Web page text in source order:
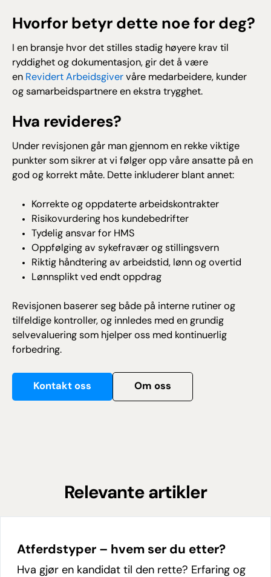
Hvorfor betyr dette noe for deg?
I en bransje hvor det stilles stadig høyere krav til
ryddighet og dokumentasjon, gir det å være
en Revidert Arbeidsgiver våre medarbeidere, kunder
og samarbeidspartnere en ekstra trygghet.
Hva revideres?
Under revisjonen går man gjennom en rekke viktige
punkter som sikrer at vi følger opp våre ansatte på en
god og korrekt måte. Dette inkluderer blant annet:
Korrekte og oppdaterte arbeidskontrakter
Risikovurdering hos kundebedrifter
Tydelig ansvar for HMS
Oppfølging av sykefravær og stillingsvern
Riktig håndtering av arbeidstid, lønn og overtid
Lønnsplikt ved endt oppdrag
Revisjonen baserer seg både på interne rutiner og
tilfeldige kontroller, og innledes med en grundig
selvevaluering som hjelper oss med kontinuerlig
forbedring.
Kontakt oss Om oss
Relevante artikler
Atferdstyper – hvem ser du etter?
Hva gjør en kandidat til den rette? Erfaring og